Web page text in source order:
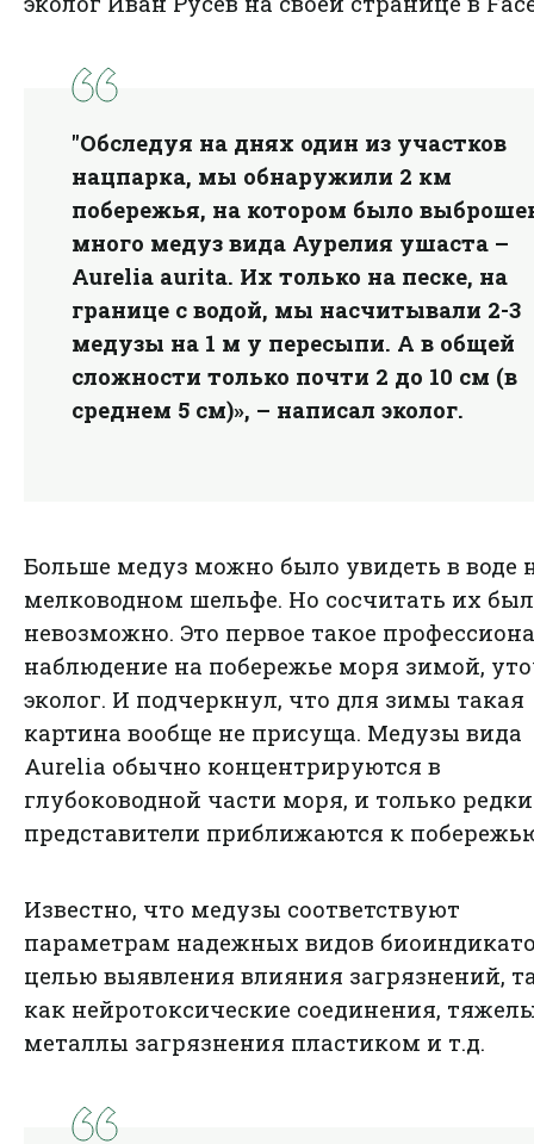
"Обследуя на днях один из участков
нацпарка, мы обнаружили 2 км
побережья, на котором было
много медуз вида Аурелия ушаста –
Aurelia aurita. Их только на песке, на
границе с водой, мы насчитывали 2-3
медузы на 1 м у пересыпи. А в общей
сложности только почти 2 до 10 см (в
среднем 5 см)», – написал эколог.
Больше медуз можно было увидеть в воде
мелководном шельфе. Но сосчитать их
невозможно. Это первое такое
наблюдение на побережье моря зимой,
эколог. И подчеркнул, что для зимы такая
картина вообще не присуща. Медузы вида
Aurelia обычно концентрируются в
глубоководной части моря, и только
представители приближаются к
Известно, что медузы соответствуют
параметрам надежных видов
целью выявления влияния загрязнений,
как нейротоксические соединения,
металлы загрязнения пластиком и т.д.